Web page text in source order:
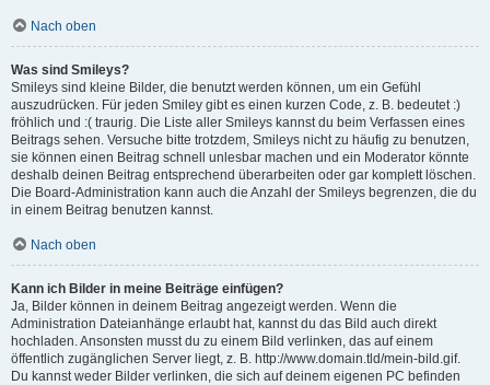
Nach oben
Was sind Smileys?
Smileys sind kleine Bilder, die benutzt werden können, um ein Gefühl
auszudrücken. Für jeden Smiley gibt es einen kurzen Code, z. B. bedeutet :)
fröhlich und :( traurig. Die Liste aller Smileys kannst du beim Verfassen eines
Beitrags sehen. Versuche bitte trotzdem, Smileys nicht zu häufig zu benutzen,
sie können einen Beitrag schnell unlesbar machen und ein Moderator könnte
deshalb deinen Beitrag entsprechend überarbeiten oder gar komplett löschen.
Die Board-Administration kann auch die Anzahl der Smileys begrenzen, die du
in einem Beitrag benutzen kannst.
Nach oben
Kann ich Bilder in meine Beiträge einfügen?
Ja, Bilder können in deinem Beitrag angezeigt werden. Wenn die
Administration Dateianhänge erlaubt hat, kannst du das Bild auch direkt
hochladen. Ansonsten musst du zu einem Bild verlinken, das auf einem
öffentlich zugänglichen Server liegt, z. B. http://www.domain.tld/mein-bild.gif.
Du kannst weder Bilder verlinken, die sich auf deinem eigenen PC befinden